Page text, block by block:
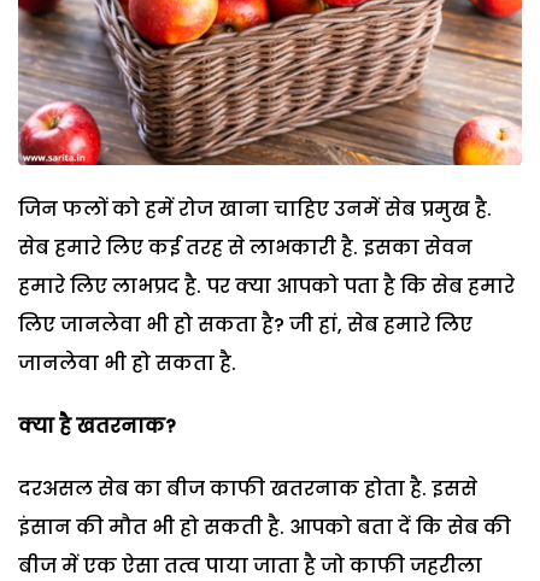
जिन फलों को हमें रोज खाना चाहिए उनमें सेब प्रमुख है.
सेब हमारे लिए कई तरह से लाभकारी है. इसका सेवन
हमारे लिए लाभप्रद है. पर क्या आपको पता है कि सेब हमारे
लिए जानलेवा भी हो सकता है? जी हां, सेब हमारे लिए
जानलेवा भी हो सकता है.
क्या है खतरनाक?
दरअसल सेब का बीज काफी खतरनाक होता है. इससे
इंसान की मौत भी हो सकती है. आपको बता दें कि सेब की
बीज में एक ऐसा तत्व पाया जाता है जो काफी जहरीला